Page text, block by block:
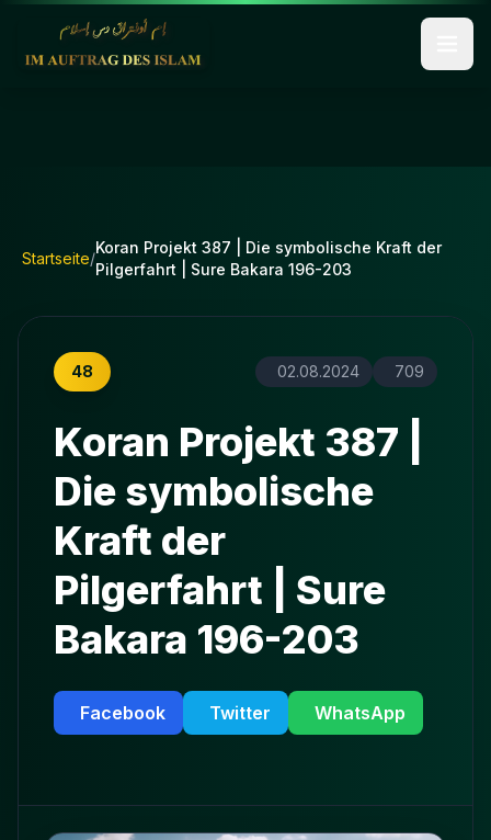
Startseite/
Koran Projekt 387 | Die symbolische Kraft der
Pilgerfahrt | Sure Bakara 196-203
48 02.08.2024 709
Koran Projekt 387 |
Die symbolische
Kraft der
Pilgerfahrt | Sure
Bakara 196-203
Facebook Twitter WhatsApp